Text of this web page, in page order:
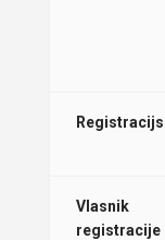
Vlasnik
registracije